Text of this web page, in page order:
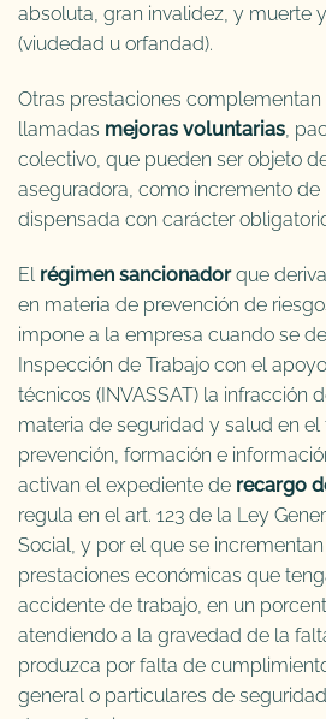
absoluta, gran invalidez, y muerte
(viudedad u orfandad).
Otras prestaciones complementan
llamadas mejoras voluntarias ,
colectivo, que pueden ser objeto
aseguradora, como incremento de
dispensada con carácter
El régimen sancionadorque
en materia de prevención de
impone a la empresa cuando se
Inspección de Trabajo con el
técnicos (INVASSAT) la infracción
materia de seguridad y salud en
prevención, formación e
activan el expediente de recargo
regula en el art. 123 de la Ley
Social, y por el que se
prestaciones económicas que
accidente de trabajo, en un
atendiendo a la gravedad de la
produzca por falta de
general o particulares de